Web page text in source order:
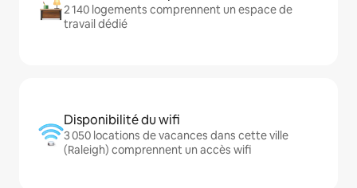
2 140 logements comprennent un espace de
travail dédié
Disponibilité du wifi
3 050 locations de vacances dans cette ville
(Raleigh) comprennent un accès wifi